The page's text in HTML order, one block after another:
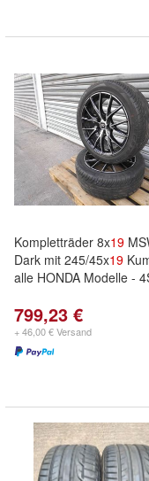
Kompletträder 8x19
Dark mit 245/45x19
alle HONDA Modelle -
799,23 €
+ 46,00 € Versand